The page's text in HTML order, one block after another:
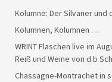
Kolumne: Der Silvaner
Kolumnen, Kolumnen …
WRINT Flaschen live im
Reiß und Weine von d.b
Chassagne-Montrachet in